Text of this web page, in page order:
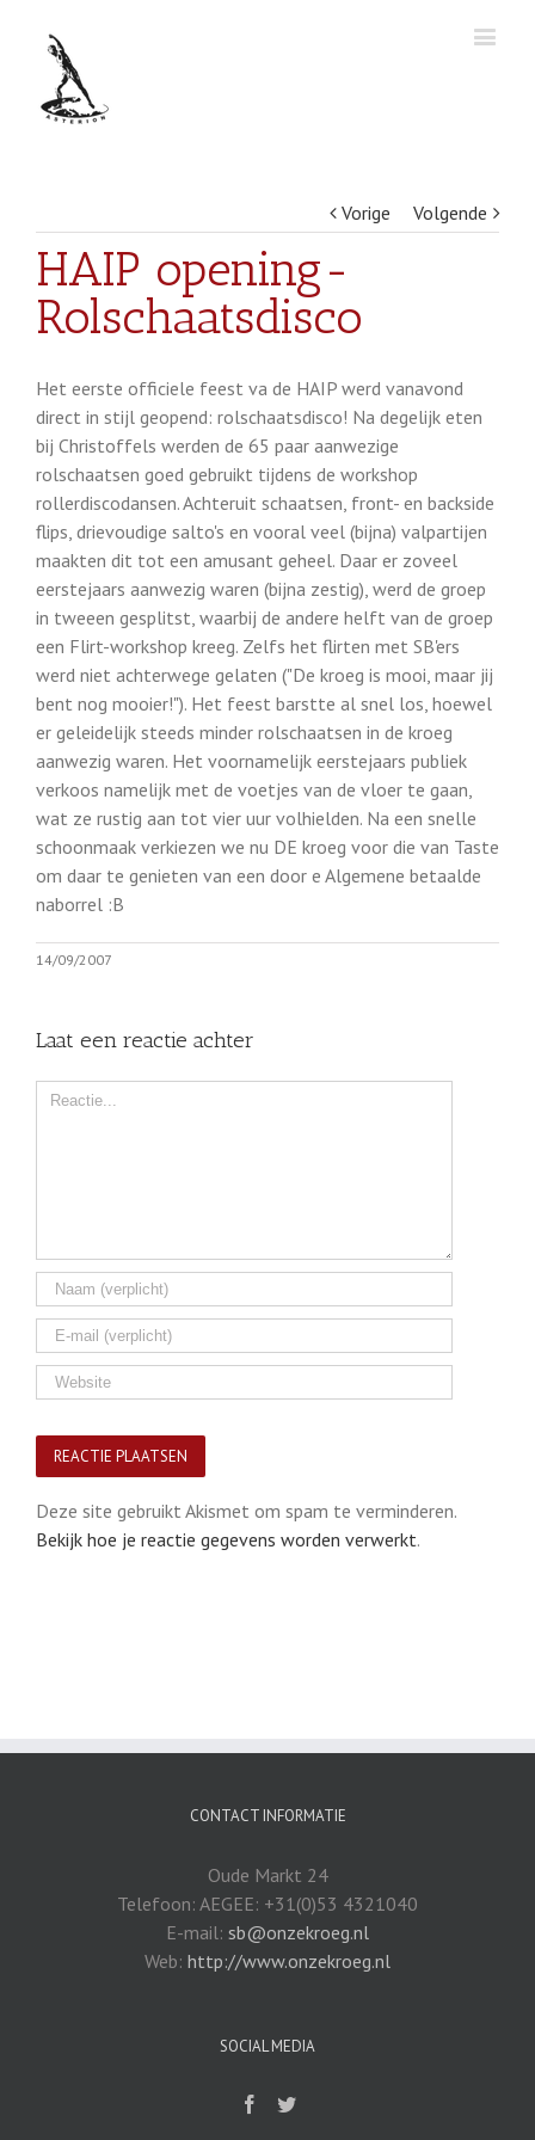
Vorige Volgende
HAIP opening-
Rolschaatsdisco
Het eerste officiele feest va de HAIP werd vanavond
direct in stijl geopend: rolschaatsdisco! Na degelijk eten
bij Christoffels werden de 65 paar aanwezige
rolschaatsen goed gebruikt tijdens de workshop
rollerdiscodansen. Achteruit schaatsen, front- en backside
flips, drievoudige salto's en vooral veel (bijna) valpartijen
maakten dit tot een amusant geheel. Daar er zoveel
eerstejaars aanwezig waren (bijna zestig), werd de groep
in tweeen gesplitst, waarbij de andere helft van de groep
een Flirt-workshop kreeg. Zelfs het flirten met SB'ers
werd niet achterwege gelaten ("De kroeg is mooi, maar jij
bent nog mooier!"). Het feest barstte al snel los, hoewel
er geleidelijk steeds minder rolschaatsen in de kroeg
aanwezig waren. Het voornamelijk eerstejaars publiek
verkoos namelijk met de voetjes van de vloer te gaan,
wat ze rustig aan tot vier uur volhielden. Na een snelle
schoonmaak verkiezen we nu DE kroeg voor die van Taste
om daar te genieten van een door e Algemene betaalde
naborrel :B
14/09/2007
Laat een reactie achter
Comment
Deze site gebruikt Akismet om spam te verminderen.
Bekijk hoe je reactie gegevens worden verwerkt.
CONTACT INFORMATIE
Oude Markt 24
Telefoon: AEGEE: +31(0)53 4321040
E-mail: sb@onzekroeg.nl
Web: http://www.onzekroeg.nl
SOCIAL MEDIA